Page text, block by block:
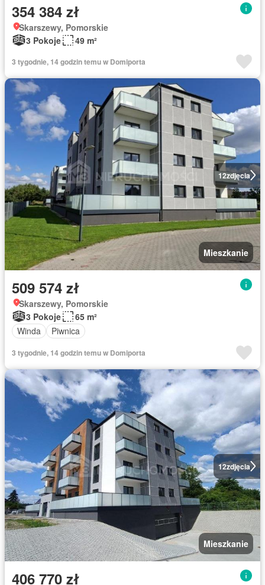
354 384 zł
Skarszewy, Pomorskie
3 Pokoje
49 m²
3 tygodnie, 14 godzin temu w Domiporta
12zdjęcia
Mieszkanie
509 574 zł
Skarszewy, Pomorskie
3 Pokoje
65 m²
Winda
Piwnica
3 tygodnie, 14 godzin temu w Domiporta
12zdjęcia
Mieszkanie
406 770 zł